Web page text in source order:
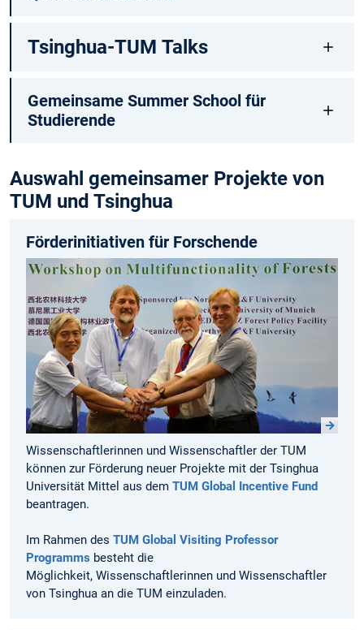
Tsinghua-TUM Talks
Gemeinsame Summer School für
Studierende
Auswahl gemeinsamer Projekte von
TUM und Tsinghua
Förderinitiativen für Forschende
Wissenschaftlerinnen und Wissenschaftler der TUM
können zur Förderung neuer Projekte mit der Tsinghua
Universität Mittel aus dem TUM Global Incentive Fund
beantragen.
Im Rahmen des TUM Global Visiting Professor
Programms besteht die
Möglichkeit, Wissenschaftlerinnen und Wissenschaftler
von Tsinghua an die TUM einzuladen.